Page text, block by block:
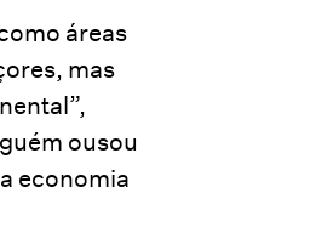
áreas
mas
ousou
economia